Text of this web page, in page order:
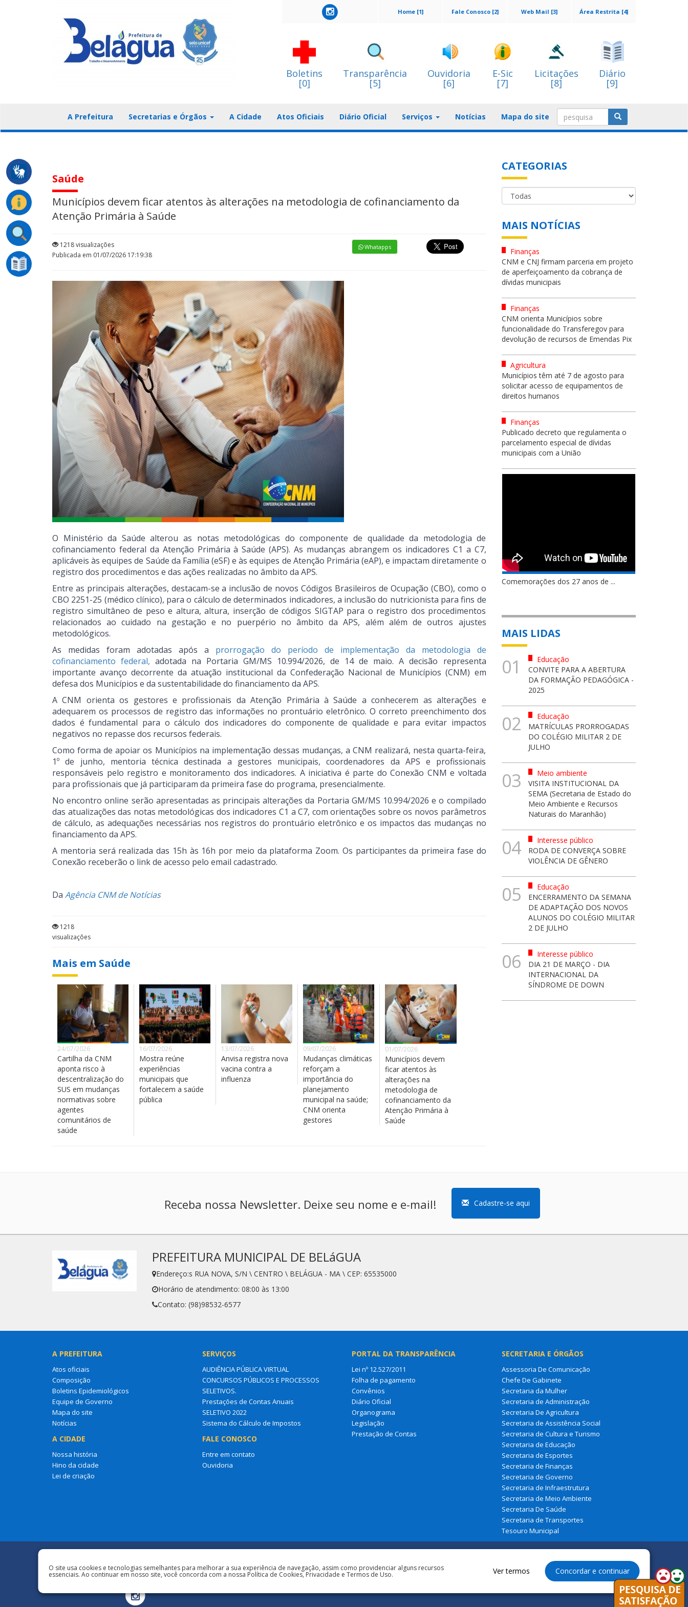
Área Restrita [4]
Web Mail [3]
Fale Conosco [2]
Home [1]
Boletins
[0]
Transparência
[5]
Ouvidoria
[6]
E-Sic
[7]
Licitações
[8]
Diário
[9]
A Prefeitura Secretarias e Órgãos A Cidade Atos Oficiais Diário Oficial Serviços Notícias Mapa do site
Saúde
Municípios devem ficar atentos às alterações na metodologia de cofinanciamento da
Atenção Primária à Saúde
1218 visualizações
Publicada em 01/07/2026 17:19:38
Whatapps
O Ministério da Saúde alterou as notas metodológicas do componente de qualidade da metodologia de
cofinanciamento federal da Atenção Primária à Saúde (APS). As mudanças abrangem os indicadores C1 a C7,
aplicáveis às equipes de Saúde da Família (eSF) e às equipes de Atenção Primária (eAP), e impactam diretamente o
registro dos procedimentos e das ações realizadas no âmbito da APS.
Entre as principais alterações, destacam-se a inclusão de novos Códigos Brasileiros de Ocupação (CBO), como o
CBO 2251-25 (médico clínico), para o cálculo de determinados indicadores, a inclusão do nutricionista para fins de
registro simultâneo de peso e altura, altura, inserção de códigos SIGTAP para o registro dos procedimentos
relacionados ao cuidado na gestação e no puerpério no âmbito da APS, além além de outros ajustes
metodológicos.
As medidas foram adotadas após a prorrogação do período de implementação da metodologia de
cofinanciamento federal, adotada na Portaria GM/MS 10.994/2026, de 14 de maio. A decisão representa
importante avanço decorrente da atuação institucional da Confederação Nacional de Municípios (CNM) em
defesa dos Municípios e da sustentabilidade do financiamento da APS.
A CNM orienta os gestores e profissionais da Atenção Primária à Saúde a conhecerem as alterações e
adequarem os processos de registro das informações no prontuário eletrônico. O correto preenchimento dos
dados é fundamental para o cálculo dos indicadores do componente de qualidade e para evitar impactos
negativos no repasse dos recursos federais.
Como forma de apoiar os Municípios na implementação dessas mudanças, a CNM realizará, nesta quarta-feira,
1º de junho, mentoria técnica destinada a gestores municipais, coordenadores da APS e profissionais
responsáveis pelo registro e monitoramento dos indicadores. A iniciativa é parte do Conexão CNM e voltada
para profissionais que já participaram da primeira fase do programa, presencialmente.
No encontro online serão apresentadas as principais alterações da Portaria GM/MS 10.994/2026 e o compilado
das atualizações das notas metodológicas dos indicadores C1 a C7, com orientações sobre os novos parâmetros
de cálculo, as adequações necessárias nos registros do prontuário eletrônico e os impactos das mudanças no
financiamento da APS.
A mentoria será realizada das 15h às 16h por meio da plataforma Zoom. Os participantes da primeira fase do
Conexão receberão o link de acesso pelo email cadastrado.
Da Agência CNM de Notícias
1218
visualizações
Mais em Saúde
24/07/2026
Cartilha da CNM
aponta risco à
descentralização do
SUS em mudanças
normativas sobre
agentes
comunitários de
saúde
16/07/2026
Mostra reúne
experiências
municipais que
fortalecem a saúde
pública
13/07/2026
Anvisa registra nova
vacina contra a
influenza
09/07/2026
Mudanças climáticas
reforçam a
importância do
planejamento
municipal na saúde;
CNM orienta
gestores
01/07/2026
Municípios devem
ficar atentos às
alterações na
metodologia de
cofinanciamento da
Atenção Primária à
Saúde
CATEGORIAS
MAIS NOTÍCIAS
Finanças
CNM e CNJ firmam parceria em projeto
de aperfeiçoamento da cobrança de
dívidas municipais
Finanças
CNM orienta Municípios sobre
funcionalidade do Transferegov para
devolução de recursos de Emendas Pix
Agricultura
Municípios têm até 7 de agosto para
solicitar acesso de equipamentos de
direitos humanos
Finanças
Publicado decreto que regulamenta o
parcelamento especial de dívidas
municipais com a União
Comemorações dos 27 anos de ...
MAIS LIDAS
01
Educação
CONVITE PARA A ABERTURA
DA FORMAÇÃO PEDAGÓGICA -
2025
02
Educação
MATRÍCULAS PRORROGADAS
DO COLÉGIO MILITAR 2 DE
JULHO
03
Meio ambiente
VISITA INSTITUCIONAL DA
SEMA (Secretaria de Estado do
Meio Ambiente e Recursos
Naturais do Maranhão)
04
Interesse público
RODA DE CONVERÇA SOBRE
VIOLÊNCIA DE GÊNERO
05
Educação
ENCERRAMENTO DA SEMANA
DE ADAPTAÇÃO DOS NOVOS
ALUNOS DO COLÉGIO MILITAR
2 DE JULHO
06
Interesse público
DIA 21 DE MARÇO - DIA
INTERNACIONAL DA
SÍNDROME DE DOWN
Receba nossa Newsletter. Deixe seu nome e e-mail! Cadastre-se aqui
PREFEITURA MUNICIPAL DE BELáGUA
Endereço:s RUA NOVA, S/N \ CENTRO \ BELÁGUA - MA \ CEP: 65535000
Horário de atendimento: 08:00 às 13:00
Contato: (98)98532-6577
A PREFEITURA
Atos oficiais
Composição
Boletins Epidemiológicos
Equipe de Governo
Mapa do site
Notícias
A CIDADE
Nossa história
Hino da cidade
Lei de criação
SERVIÇOS
AUDIÊNCIA PÚBLICA VIRTUAL
CONCURSOS PÚBLICOS E PROCESSOS
SELETIVOS.
Prestações de Contas Anuais
SELETIVO 2022
Sistema do Cálculo de Impostos
FALE CONOSCO
Entre em contato
Ouvidoria
PORTAL DA TRANSPARÊNCIA
Lei nº 12.527/2011
Folha de pagamento
Convênios
Diário Oficial
Organograma
Legislação
Prestação de Contas
SECRETARIA E ÓRGÃOS
Assessoria De Comunicação
Chefe De Gabinete
Secretaria da Mulher
Secretaria de Administração
Secretaria De Agricultura
Secretaria de Assistência Social
Secretaria de Cultura e Turismo
Secretaria de Educação
Secretaria de Esportes
Secretaria de Finanças
Secretaria de Governo
Secretaria de Infraestrutura
Secretaria de Meio Ambiente
Secretaria De Saúde
Secretaria de Transportes
Tesouro Municipal
Redes Sociais Todos os direitos reservados à Prefeitura Municipal de Belágua
O site usa cookies e tecnologias semelhantes para melhorar a sua experiência de navegação, assim como providenciar alguns recursos
essenciais. Ao continuar em nosso site, você concorda com a nossa Política de Cookies, Privacidade e Termos de Uso. Ver termos Concordar e continuar